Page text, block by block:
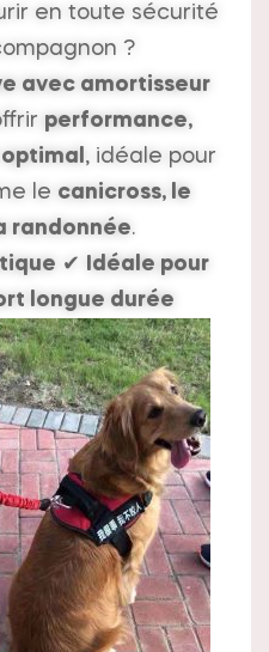
en toute sécurité
?
avec amortisseur
performance,
, idéale pour
le canicross, le
randonnée.
✔ Idéale pour
longue durée